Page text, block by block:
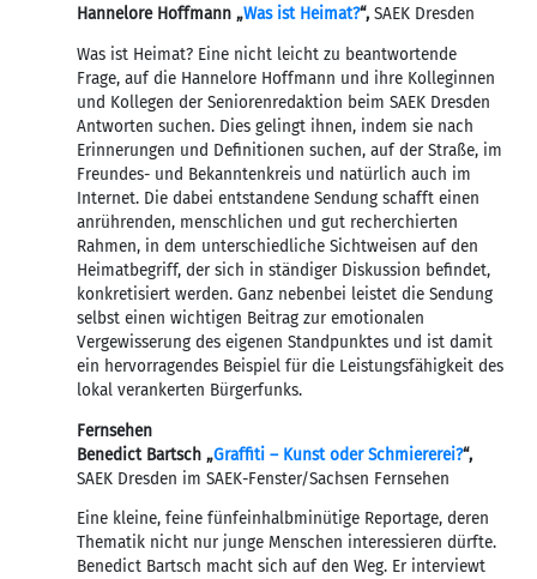
Hannelore Hoffmann „Was ist Heimat?“, SAEK Dresden
Was ist Heimat? Eine nicht leicht zu beantwortende
Frage, auf die Hannelore Hoffmann und ihre Kolleginnen
und Kollegen der Seniorenredaktion beim SAEK Dresden
Antworten suchen. Dies gelingt ihnen, indem sie nach
Erinnerungen und Definitionen suchen, auf der Straße, im
Freundes- und Bekanntenkreis und natürlich auch im
Internet. Die dabei entstandene Sendung schafft einen
anrührenden, menschlichen und gut recherchierten
Rahmen, in dem unterschiedliche Sichtweisen auf den
Heimatbegriff, der sich in ständiger Diskussion befindet,
konkretisiert werden. Ganz nebenbei leistet die Sendung
selbst einen wichtigen Beitrag zur emotionalen
Vergewisserung des eigenen Standpunktes und ist damit
ein hervorragendes Beispiel für die Leistungsfähigkeit des
lokal verankerten Bürgerfunks.
Fernsehen
Benedict Bartsch „Graffiti – Kunst oder Schmiererei?“,
SAEK Dresden im SAEK-Fenster/Sachsen Fernsehen
Eine kleine, feine fünfeinhalbminütige Reportage, deren
Thematik nicht nur junge Menschen interessieren dürfte.
Benedict Bartsch macht sich auf den Weg. Er interviewt